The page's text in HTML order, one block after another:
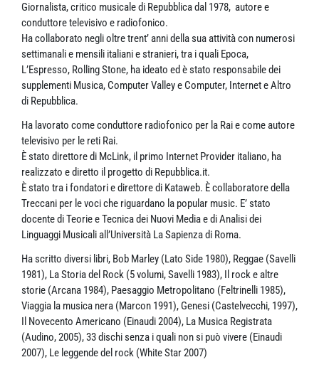
Giornalista, critico musicale di Repubblica dal 1978, autore e
conduttore televisivo e radiofonico.
Ha collaborato negli oltre trent’ anni della sua attività con numerosi
settimanali e mensili italiani e stranieri, tra i quali Epoca,
L’Espresso, Rolling Stone, ha ideato ed è stato responsabile dei
supplementi Musica, Computer Valley e Computer, Internet e Altro
di Repubblica.
Ha lavorato come conduttore radiofonico per la Rai e come autore
televisivo per le reti Rai.
È stato direttore di McLink, il primo Internet Provider italiano, ha
realizzato e diretto il progetto di Repubblica.it.
È stato tra i fondatori e direttore di Kataweb. È collaboratore della
Treccani per le voci che riguardano la popular music. E’ stato
docente di Teorie e Tecnica dei Nuovi Media e di Analisi dei
Linguaggi Musicali all’Università La Sapienza di Roma.
Ha scritto diversi libri, Bob Marley (Lato Side 1980), Reggae (Savelli
1981), La Storia del Rock (5 volumi, Savelli 1983), Il rock e altre
storie (Arcana 1984), Paesaggio Metropolitano (Feltrinelli 1985),
Viaggia la musica nera (Marcon 1991), Genesi (Castelvecchi, 1997),
Il Novecento Americano (Einaudi 2004), La Musica Registrata
(Audino, 2005), 33 dischi senza i quali non si può vivere (Einaudi
2007), Le leggende del rock (White Star 2007)